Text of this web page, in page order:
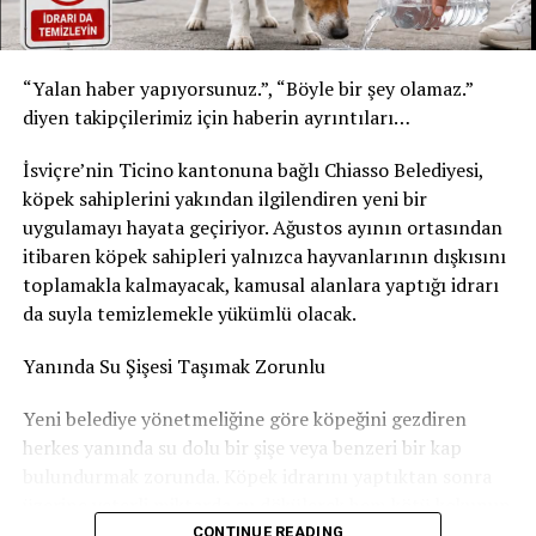
* Son tüketim tarihi: 20 Şubat 2027
ürünlerin geri çağırma kapsamında olduğunu belirtti.
Akar Swiss AG, tüketicilerden belirtilen ürünleri
kesinlikle tüketmemelerini istedi. Geri çağırma
kapsamındaki içecekler, satın alma fişi ibraz edilmeden
satın alındıkları market veya satış noktasına teslim
edilebilecek. Ürün bedeli tüketicilere tam olarak iade
tedbiri olduğunu vurgulayarak, elinde belirtilen
ürünlerden bulunan herkesin en kısa sürede iade işlemini
“Yalan haber yapıyorsunuz.”, “Böyle bir şey olamaz.”
diyen takipçilerimiz için haberin ayrıntıları…
İsviçre’nin Ticino kantonuna bağlı Chiasso Belediyesi,
köpek sahiplerini yakından ilgilendiren yeni bir
uygulamayı hayata geçiriyor. Ağustos ayının ortasından
itibaren köpek sahipleri yalnızca hayvanlarının dışkısını
toplamakla kalmayacak, kamusal alanlara yaptığı idrarı
da suyla temizlemekle yükümlü olacak.
Yanında Su Şişesi Taşımak Zorunlu
Yeni belediye yönetmeliğine göre köpeğini gezdiren
herkes yanında su dolu bir şişe veya benzeri bir kap
CONTINUE READING